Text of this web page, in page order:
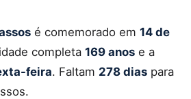
é comemorado em 14 de
completa 169 anos e a
feira. Faltam 278 dias para